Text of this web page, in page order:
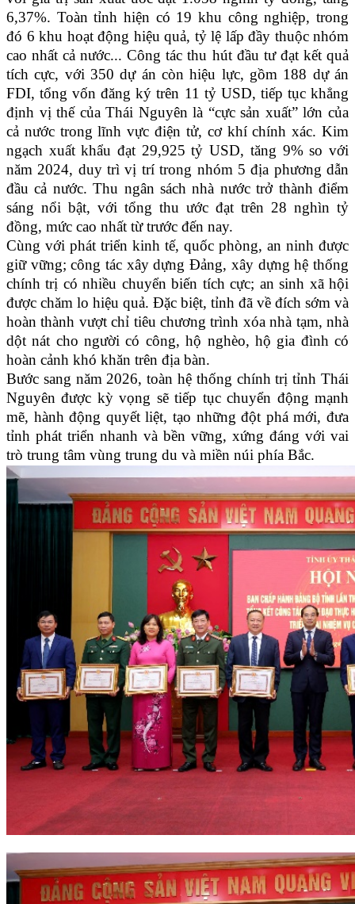
6,37%. Toàn tỉnh hiện có 19 khu công nghiệp, trong
đó 6 khu hoạt động hiệu quả, tỷ lệ lấp đầy thuộc nhóm
cao nhất cả nước... Công tác thu hút đầu tư đạt kết quả
tích cực, với 350 dự án còn hiệu lực, gồm 188 dự án
FDI, tổng vốn đăng ký trên 11 tỷ USD, tiếp tục khẳng
định vị thế của Thái Nguyên là “cực sản xuất” lớn của
cả nước trong lĩnh vực điện tử, cơ khí chính xác. Kim
ngạch xuất khẩu đạt 29,925 tỷ USD, tăng 9% so với
năm 2024, duy trì vị trí trong nhóm 5 địa phương dẫn
đầu cả nước. Thu ngân sách nhà nước trở thành điểm
sáng nổi bật, với tổng thu ước đạt trên 28 nghìn tỷ
đồng, mức cao nhất từ trước đến nay.
Cùng với phát triển kinh tế, quốc phòng, an ninh được
giữ vững; công tác xây dựng Đảng, xây dựng hệ thống
chính trị có nhiều chuyển biến tích cực; an sinh xã hội
được chăm lo hiệu quả. Đặc biệt, tỉnh đã về đích sớm và
hoàn thành vượt chỉ tiêu chương trình xóa nhà tạm, nhà
dột nát cho người có công, hộ nghèo, hộ gia đình có
hoàn cảnh khó khăn trên địa bàn.
Bước sang năm 2026, toàn hệ thống chính trị tỉnh Thái
Nguyên được kỳ vọng sẽ tiếp tục chuyển động mạnh
mẽ, hành động quyết liệt, tạo những đột phá mới, đưa
tỉnh phát triển nhanh và bền vững, xứng đáng với vai
trò trung tâm vùng trung du và miền núi phía Bắc.